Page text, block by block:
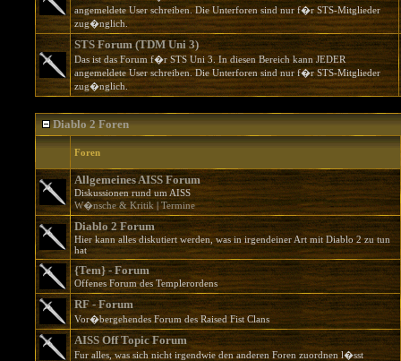
angemeldete User schreiben. Die Unterforen sind nur f�r STS-Mitglieder
zug�nglich.
STS Forum (TDM Uni 3)
Das ist das Forum f�r STS Uni 3. In diesen Bereich kann JEDER
angemeldete User schreiben. Die Unterforen sind nur f�r STS-Mitglieder
zug�nglich.
Diablo 2 Foren
Foren
Allgemeines AISS Forum
Diskussionen rund um AISS
W�nsche & Kritik|Termine
Diablo 2 Forum
Hier kann alles diskutiert werden, was in irgendeiner Art mit Diablo 2 zu tun
hat
{Tem} - Forum
Offenes Forum des Templerordens
RF - Forum
Vor�bergehendes Forum des Raised Fist Clans
AISS Off Topic Forum
Fur alles, was sich nicht irgendwie den anderen Foren zuordnen l�sst